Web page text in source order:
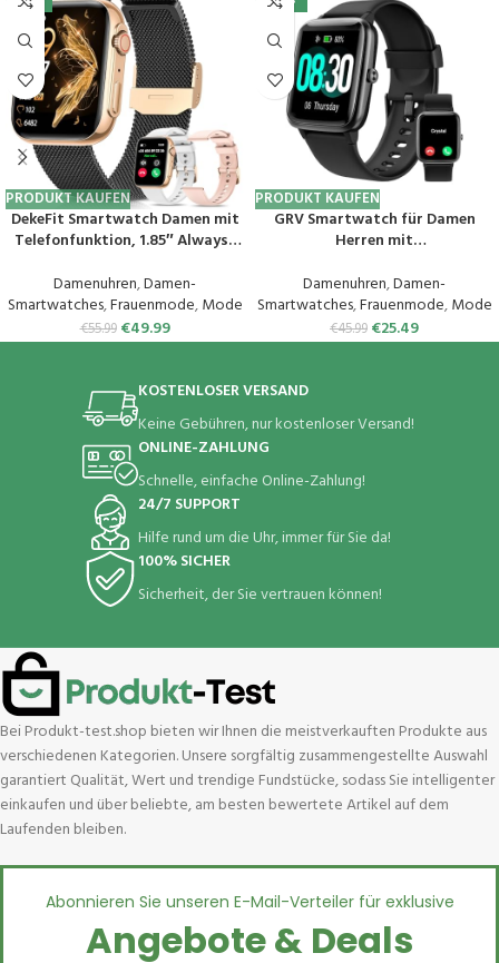
PRODUKT KAUFEN
DekeFit Smartwatch Damen mit
Telefonfunktion, 1.85″ Always-
mit
Schlafmonitor/Herzfrequenz/Sp
O2, 120+ Sportuhr IP68
Wasserdicht für iOS Android
Damenuhren,Damen-
Smartwatches,Frauenmode,Mode
€55.99 €49.99
PRODUKT KAUFEN
GRV Smartwatch für Damen
Herren mit
Herzfrequenzmessung,SpO2,Sch
rittzähler,Schlafmonitor,Multi
Trainingsmodi für iOS Android
Handy
Damenuhren,Damen-
Smartwatches,Frauenmode,Mode
€45.99 €25.49
KOSTENLOSER VERSAND
Keine Gebühren, nur kostenloser Versand!
ONLINE-ZAHLUNG
Schnelle, einfache Online-Zahlung!
24/7 SUPPORT
Hilfe rund um die Uhr, immer für Sie da!
100% SICHER
Sicherheit, der Sie vertrauen können!
Bei Produkt-test.shop bieten wir Ihnen die meistverkauften Produkte aus
verschiedenen Kategorien. Unsere sorgfältig zusammengestellte Auswahl
garantiert Qualität, Wert und trendige Fundstücke, sodass Sie intelligenter
einkaufen und über beliebte, am besten bewertete Artikel auf dem
Laufenden bleiben.
Abonnieren Sie unseren E-Mail-Verteiler für exklusive
Angebote & Deals